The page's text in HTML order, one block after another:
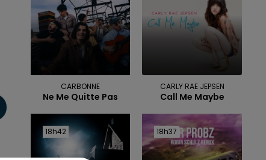
CARBONNE
Ne Me Quitte Pas
CARLY RAE JEPSEN
Call Me Maybe
18h42
18h42 18h37
18h37